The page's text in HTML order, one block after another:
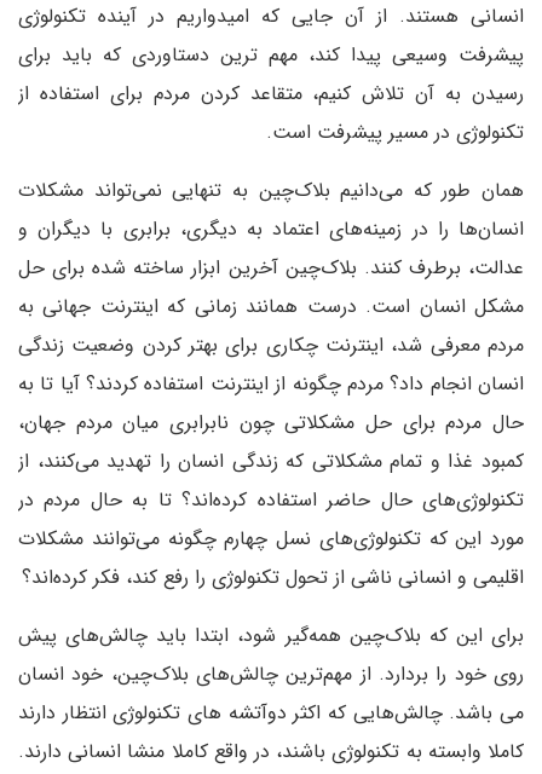
انسانی هستند. از آن جایی که امیدواریم در آینده تکنولوژی
پیشرفت وسیعی پیدا کند، مهم ترین دستاوردی که باید برای
رسیدن به آن تلاش کنیم، متقاعد کردن مردم برای استفاده از
تکنولوژی در مسیر پیشرفت است.
همان طور که می‌دانیم بلاک‌چین‌ به تنهایی نمی‌تواند مشکلات
انسان‌ها را در زمینه‌های اعتماد به دیگری، برابری با دیگران و
عدالت، برطرف کنند. بلاک‌چین‌ آخرین ابزار ساخته شده برای حل
مشکل انسان است. درست همانند زمانی که اینترنت جهانی به
مردم معرفی شد، اینترنت چکاری برای بهتر کردن وضعیت زندگی
انسان انجام داد؟ مردم چگونه از اینترنت استفاده کردند؟ آیا تا به
حال مردم برای حل مشکلاتی چون نابرابری میان مردم جهان،
کمبود غذا و تمام مشکلاتی که زندگی انسان را تهدید می‌کنند، از
تکنولوژی‌های حال حاضر استفاده کرده‌اند؟ تا به حال مردم در
مورد این که تکنولوژی‌های نسل چهارم چگونه می‌توانند مشکلات
اقلیمی و انسانی ناشی از تحول تکنولوژی را رفع کند، فکر کرده‌اند؟
برای این که بلاک‌چین‌ همه‌گیر شود، ابتدا باید چالش‌های پیش
روی خود را بردارد. از مهم‌ترین چالش‌های بلاک‌چین‌، خود انسان‌
می باشد. چالش‌هایی که اکثر دوآتشه های تکنولوژی انتظار دارند
کاملا وابسته به تکنولوژی باشند، در واقع کاملا منشا انسانی دارند.